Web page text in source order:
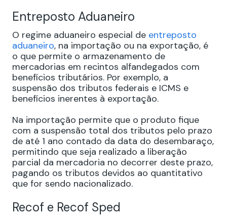
Entreposto Aduaneiro
O regime aduaneiro especial de entreposto
aduaneiro, na importação ou na exportação, é
o que permite o armazenamento de
mercadorias em recintos alfandegados com
benefícios tributários. Por exemplo, a
suspensão dos tributos federais e ICMS e
benefícios inerentes à exportação.
Na importação permite que o produto fique
com a suspensão total dos tributos pelo prazo
de até 1 ano contado da data do desembaraço,
permitindo que seja realizado a liberação
parcial da mercadoria no decorrer deste prazo,
pagando os tributos devidos ao quantitativo
que for sendo nacionalizado.
Recof e Recof Sped